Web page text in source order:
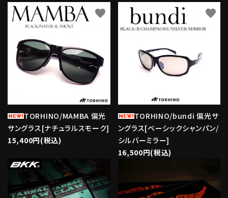
TORHINO/MAMBA 偏光
サングラス[ナチュラルスモーク]
15,400円(税込)
favorite
TORHINO/bundi 偏光サ
ングラス[ベーシックシャンパン/
シルバーミラー]
16,500円(税込)
favorite
favorite